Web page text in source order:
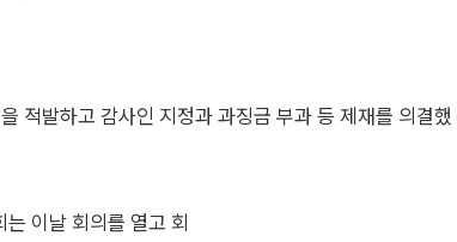
적발하고 감사인 지정과 과징금 부과 등 제재를 의결했
이날 회의를 열고 회